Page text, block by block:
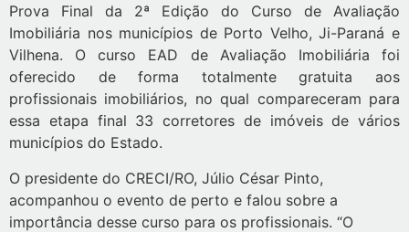
Prova Final da 2ª Edição do Curso de Avaliação
Imobiliária nos municípios de Porto Velho, Ji-Paraná e
Vilhena. O curso EAD de Avaliação Imobiliária foi
oferecido de forma totalmente gratuita aos
profissionais imobiliários, no qual compareceram para
essa etapa final 33 corretores de imóveis de vários
municípios do Estado.
O presidente do CRECI/RO, Júlio César Pinto,
acompanhou o evento de perto e falou sobre a
importância desse curso para os profissionais. “O